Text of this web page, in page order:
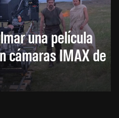
una película
cámaras IMAX de